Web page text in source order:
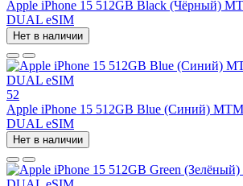
Apple iPhone 15 512GB Black (Чёрный)
DUAL eSIM
Нет в наличии
52
Apple iPhone 15 512GB Blue (Синий)
DUAL eSIM
Нет в наличии